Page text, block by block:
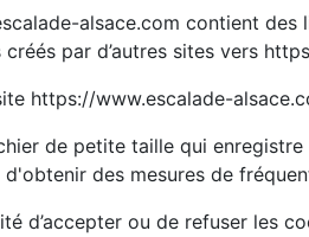
alsace.com contient
par d’autres sites vers
https://www.escalade-
de petite taille qui
des mesures de
d’accepter ou de refuser les